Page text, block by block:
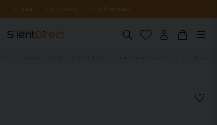
Fri frakt 5 års garanti Snabb leverans